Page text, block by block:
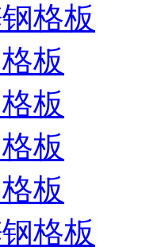
格板
板
板
板
板
格板